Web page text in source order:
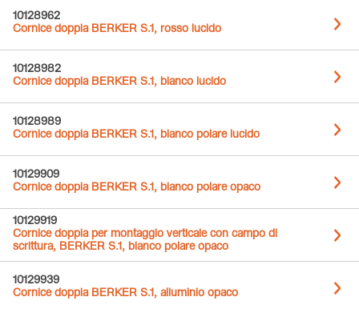
10128962
Cornice doppia BERKER S.1, rosso lucido
10128982
Cornice doppia BERKER S.1, bianco lucido
10128989
Cornice doppia BERKER S.1, bianco polare lucido
10129909
Cornice doppia BERKER S.1, bianco polare opaco
10129919
Cornice doppia per montaggio verticale con campo di
scrittura, BERKER S.1, bianco polare opaco
10129939
Cornice doppia BERKER S.1, alluminio opaco